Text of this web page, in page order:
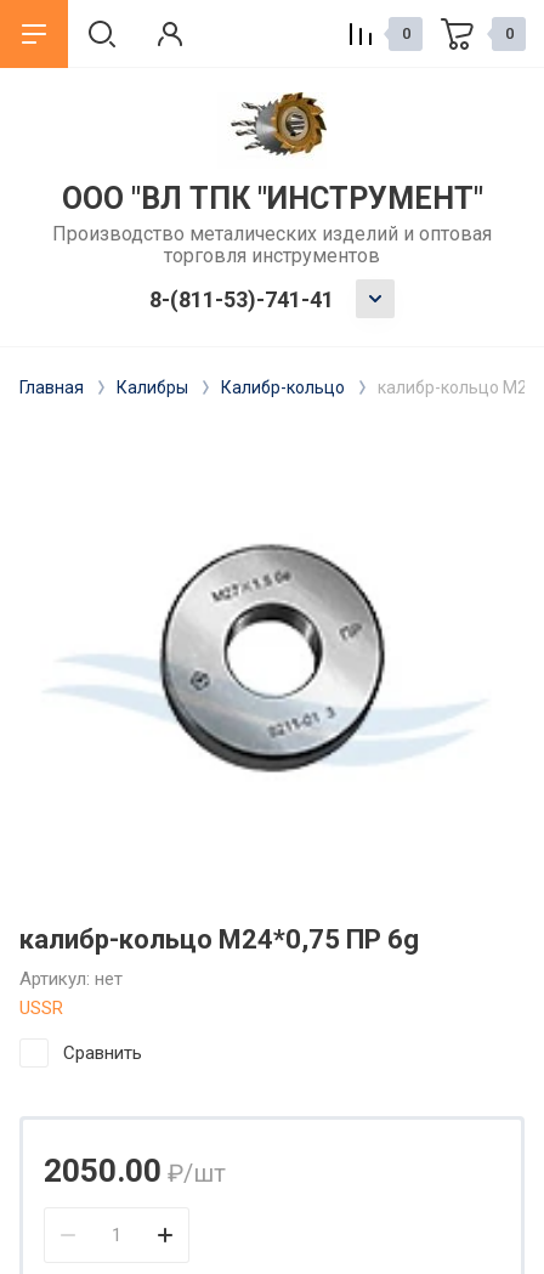
ГОСТы зенкеры
ГОСТы развертки
ГОСТы стойки и штативы
Как выбрать сверло по металлу
для обычного сверлильного
развертку после сверления?
Фрезы: какие бывают и как
подобрать фрезу для станка
Что такое оснастка для станков,
и зачем она нужна
ООО "ВЛ ТПК "ИНСТРУМЕНТ"
Производство металических изделий и оптовая
торговля инструментов
8-(811-53)-741-41
0 0
Главная Калибры Калибр-кольцо калибр-кольцо
калибр-кольцо М24*0,75 ПР 6g
Артикул: нет
USSR
Сравнить
2050.00 ₽/шт